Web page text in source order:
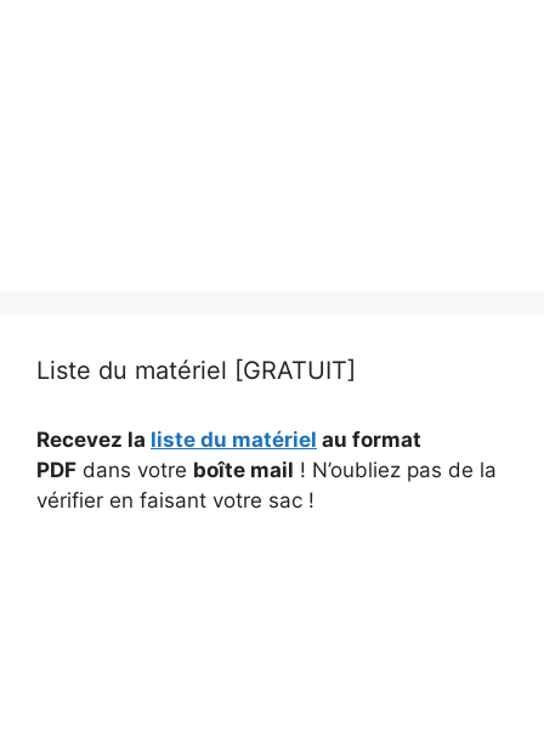
Liste du matériel [GRATUIT]
Recevez la liste du matériel au format
PDF dans votre boîte mail ! N’oubliez pas de la
vérifier en faisant votre sac !